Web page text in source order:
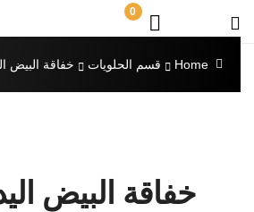
0
Home قسم الحلويات خفاقة البيض
خفاقة البيض